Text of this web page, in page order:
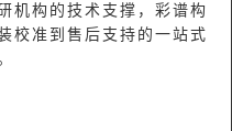
机构的技术支撑，彩谱构
校准到售后支持的一站式